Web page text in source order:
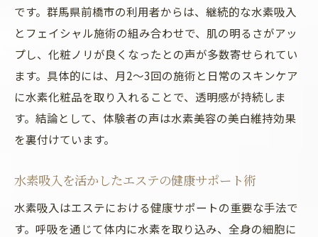
です。群馬県前橋市の利用者からは、継続的な水素吸入
とフェイシャル施術の組み合わせで、肌の明るさがアッ
プし、化粧ノリが良くなったとの声が多数寄せられてい
ます。具体的には、月2～3回の施術と日常のスキンケア
に水素化粧品を取り入れることで、透明感が持続しま
す。結論として、体験者の声は水素美容の美白維持効果
を裏付けています。
水素吸入を活かしたエステの健康サポート術
水素吸入はエステにおける健康サポートの重要な手法で
す。呼吸を通じて体内に水素を取り込み、全身の細胞に